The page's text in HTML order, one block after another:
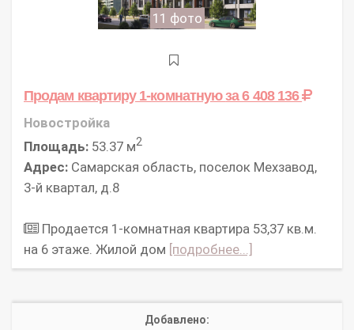
11 фото
Продам квартиру 1-комнатнуюза 6 408 136
Новостройка
Площадь: 53.37 м2
Адрес: Самарская область, поселок Мехзавод,
3-й квартал, д.8
Продается 1-комнатная квартира 53,37 кв.м.
на 6 этаже. Жилой дом [подробнее...]
Добавлено: